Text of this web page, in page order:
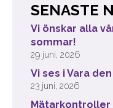
SENASTE
Vi önskar alla
sommar!
29 juni, 2026
Vi ses i Vara
23 juni, 2026
Mätarkontroller